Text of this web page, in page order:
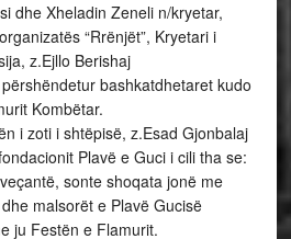
dhe Xheladin Zeneli n/kryetar,
“Rrënjët”, Kryetari i
z.Ejllo Berishaj
bashkatdhetaret kudo
Kombëtar.
i zoti i shtëpisë, z.Esad Gjonbalaj
Plavë e Guci i cili tha se:
sonte shoqata jonë me
malsorët e Plavë Gucisë
ju Festën e Flamurit.